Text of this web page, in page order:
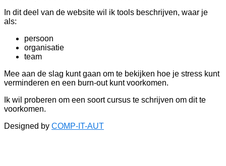
In dit deel van de website wil ik tools beschrijven, waar je
als:
persoon
organisatie
team
Mee aan de slag kunt gaan om te bekijken hoe je stress kunt
verminderen en een burn-out kunt voorkomen.
Ik wil proberen om een soort cursus te schrijven om dit te
voorkomen.
Designed by COMP-IT-AUT